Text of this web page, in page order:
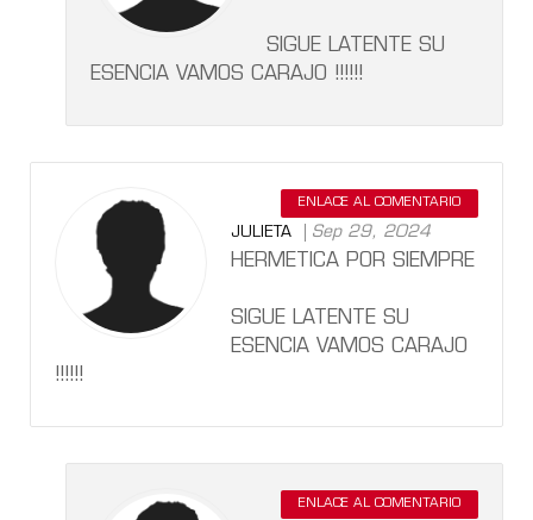
SIGUE LATENTE SU
ESENCIA VAMOS CARAJO !!!!!!
ENLACE AL COMENTARIO
JULIETA Sep 29, 2024
HERMETICA POR SIEMPRE
SIGUE LATENTE SU
ESENCIA VAMOS CARAJO
!!!!!!
ENLACE AL COMENTARIO